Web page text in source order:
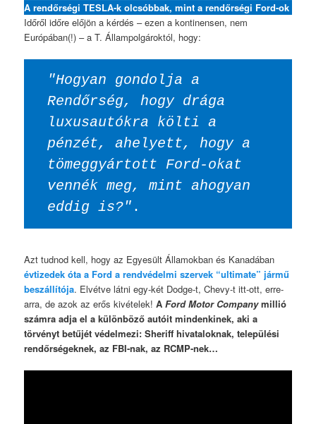
A rendőrségi TESLA-k olcsóbbak, mint a rendőrségi Ford-ok
Időről időre előjön a kérdés – ezen a kontinensen, nem
Európában(!) – a T. Állampolgároktól, hogy:
"Hogyan gondolja a
Rendőrség, hogy drága
luxusautókra költi a
pénzét, ahelyett, hogy a
tömeggyártott Ford-okat
vennék meg, mint ahogyan
eddig is?" .
Azt tudnod kell, hogy az Egyesült Államokban és Kanadában
évtizedek óta a Ford a rendvédelmi szervek “ultimate” jármű
beszállítója. Elvétve látni egy-két Dodge-t, Chevy-t itt-ott, erre-
arra, de azok az erős kivételek!AFord Motor Companymillió
számra adja el a különböző autóit mindenkinek, aki a
törvényt betűjét védelmezi: Sheriff hivataloknak, települési
rendőrségeknek, az FBI-nak, az RCMP-nek…